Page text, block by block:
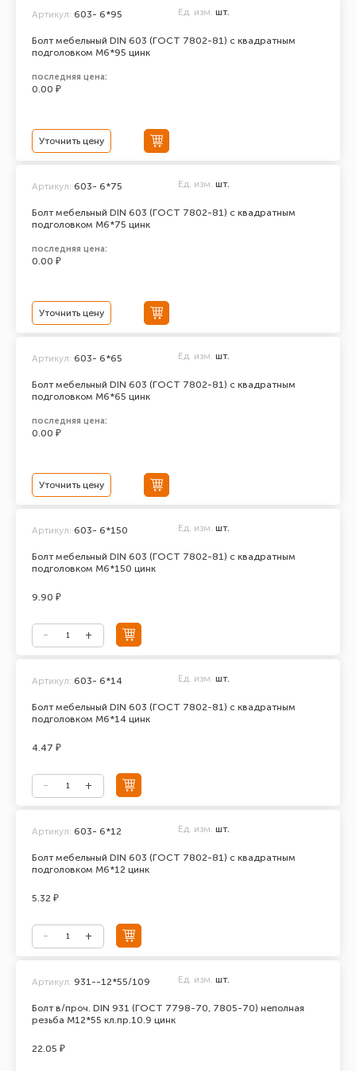
Болт мебельный DIN 603 (ГОСТ 7802-81) с квадратным
подголовком М6*95 цинк
Артикул: 603- 6*95 Ед. изм. шт.
последняя цена:
0.00 ₽
Уточнить цену
Болт мебельный DIN 603 (ГОСТ 7802-81) с квадратным
подголовком М6*75 цинк
Артикул: 603- 6*75 Ед. изм. шт.
последняя цена:
0.00 ₽
Уточнить цену
Болт мебельный DIN 603 (ГОСТ 7802-81) с квадратным
подголовком М6*65 цинк
Артикул: 603- 6*65 Ед. изм. шт.
последняя цена:
0.00 ₽
Уточнить цену
Болт мебельный DIN 603 (ГОСТ 7802-81) с квадратным
подголовком М6*150 цинк
Артикул: 603- 6*150 Ед. изм. шт.
9.90 ₽
Болт мебельный DIN 603 (ГОСТ 7802-81) с квадратным
подголовком М6*14 цинк
Артикул: 603- 6*14 Ед. изм. шт.
4.47 ₽
Болт мебельный DIN 603 (ГОСТ 7802-81) с квадратным
подголовком М6*12 цинк
Артикул: 603- 6*12 Ед. изм. шт.
5.32 ₽
Болт в/проч. DIN 931 (ГОСТ 7798-70, 7805-70) неполная
резьба М12*55 кл.пр.10.9 цинк
Артикул: 931--12*55/109 Ед. изм. шт.
22.05 ₽